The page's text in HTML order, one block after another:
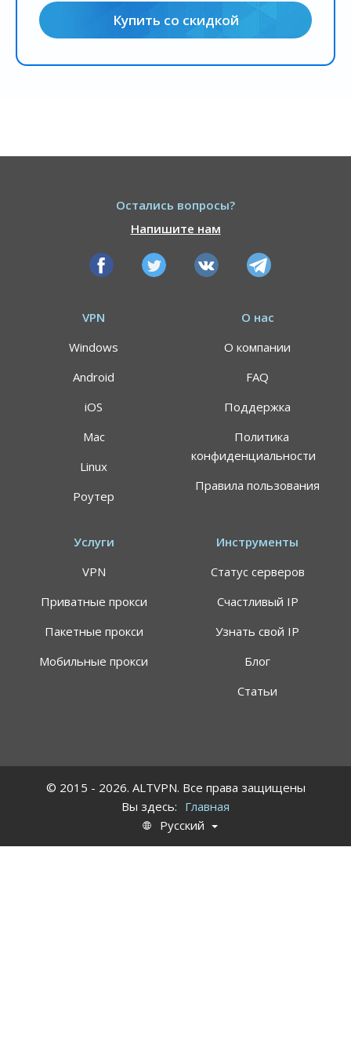
Купить со скидкой
Остались вопросы?
Напишите нам
VPN
Windows
Android
iOS
Mac
Linux
Роутер
О нас
О компании
FAQ
Поддержка
Политика
конфиденциальности
Правила пользования
Услуги
VPN
Приватные прокси
Пакетные прокси
Мобильные прокси
Инструменты
Статус серверов
Счастливый IP
Узнать свой IP
Блог
Статьи
© 2015 - 2026. ALTVPN. Все права защищены
Вы здесь: Главная
Русский